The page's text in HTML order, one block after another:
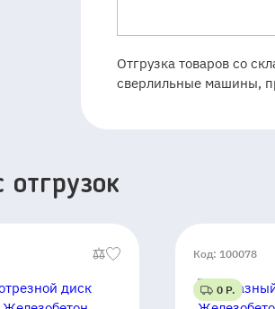
Отгрузка товаров со
сверлильные машины,
Код: 100078
0 Р.